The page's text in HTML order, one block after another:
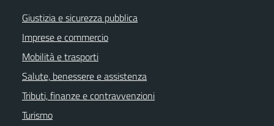
Giustizia e sicurezza pubblica
Imprese e commercio
Mobilità e trasporti
Salute, benessere e assistenza
Tributi, finanze e contravvenzioni
Turismo